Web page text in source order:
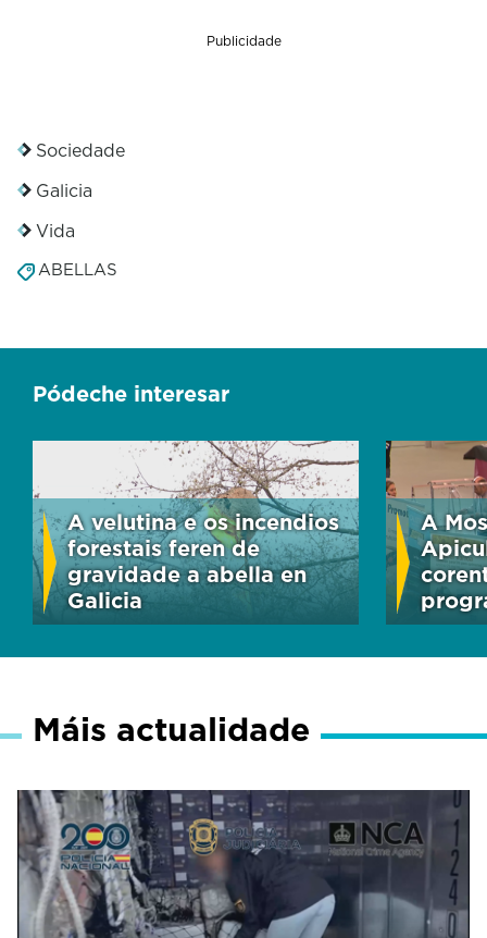
Publicidade
Sociedade
Galicia
Vida
ABELLAS
Pódeche interesar
A velutina e os incendios
forestais feren de
gravidade a abella en
Galicia
A
Máis actualidade